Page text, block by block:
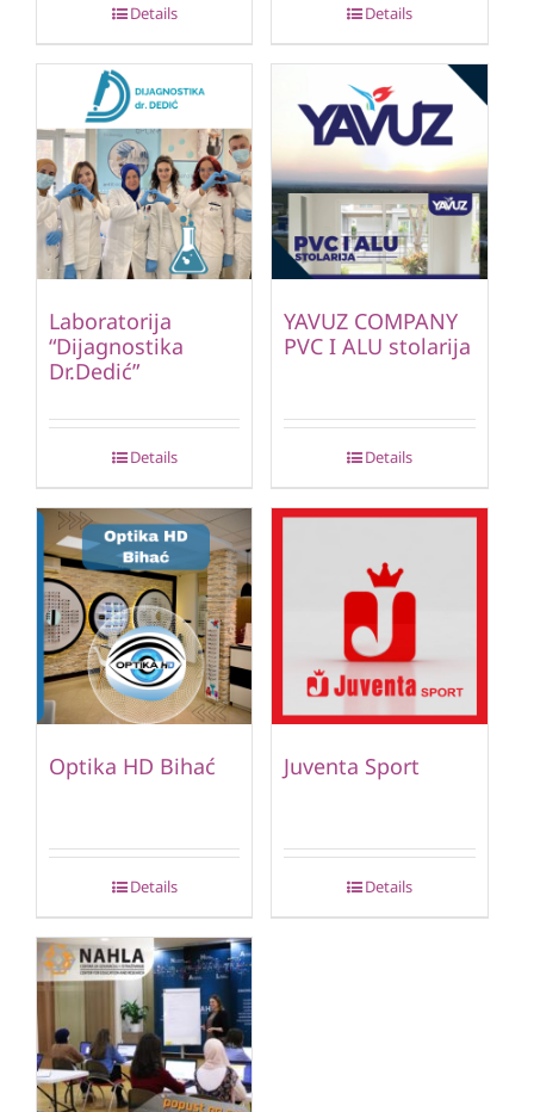
Details Details
Laboratorija
“Dijagnostika
Dr.Dedić”
Details
YAVUZ COMPANY
PVC I ALU stolarija
Details
Optika HD Bihać
Details
Juventa Sport
Details